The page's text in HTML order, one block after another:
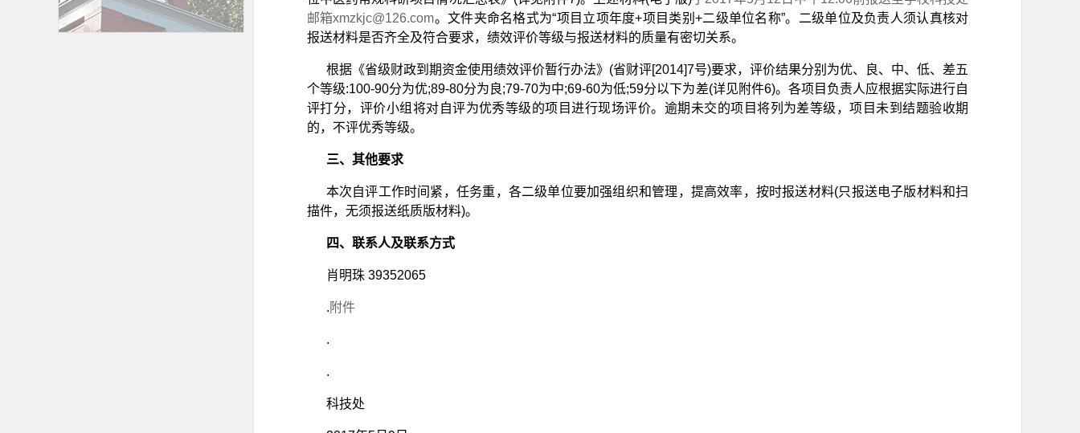
邮箱xmzkjc@126.com。文件夹命名格式为“项目立项年度+项目类别+二级单位名称”。二级单位及负责人须认真核对
报送材料是否齐全及符合要求，绩效评价等级与报送材料的质量有密切关系。
根据《省级财政到期资金使用绩效评价暂行办法》(省财评[2014]7号)要求，评价结果分别为优、良、中、低、差五
个等级:100-90分为优;89-80分为良;79-70为中;69-60为低;59分以下为差(详见附件6)。各项目负责人应根据实际进行自
评打分，评价小组将对自评为优秀等级的项目进行现场评价。逾期未交的项目将列为差等级，项目未到结题验收期
的，不评优秀等级。
三、其他要求
本次自评工作时间紧，任务重，各二级单位要加强组织和管理，提高效率，按时报送材料(只报送电子版材料和扫
描件，无须报送纸质版材料)。
四、联系人及联系方式
肖明珠 39352065
. 附件
.
.
科技处